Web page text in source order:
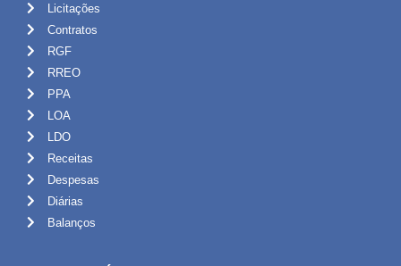
Licitações
Contratos
RGF
RREO
PPA
LOA
LDO
Receitas
Despesas
Diárias
Balanços